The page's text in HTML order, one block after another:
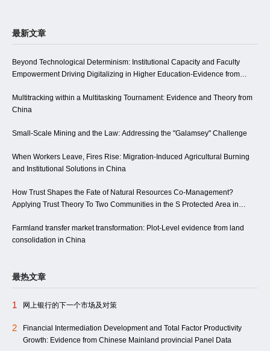
最新文章
Beyond Technological Determinism: Institutional Capacity and Faculty
Empowerment Driving Digitalizing in Higher Education-Evidence from
Multitracking within a Multitasking Tournament: Evidence and Theory from
China
Small-Scale Mining and the Law: Addressing the "Galamsey" Challenge
When Workers Leave, Fires Rise: Migration-Induced Agricultural Burning
and Institutional Solutions in China
How Trust Shapes the Fate of Natural Resources Co-Management?
Applying Trust Theory To Two Communities in the S Protected Area in
Farmland transfer market transformation: Plot-Level evidence from land
consolidation in China
最热文章
1 网上银行的下一个市场及对策
2
Financial Intermediation Development and Total Factor Productivity
Growth: Evidence from Chinese Mainland provincial Panel Data